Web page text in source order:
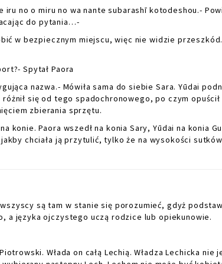
no o miru no wa nante subarashī kotodeshou.-
do pytania…-
w bezpiecznym miejscu, więc nie widzie
Spytał Paora
nazwa.- Mówiła sama do siebie Sara. Yūdai
się od tego spadochronowego, po czym opuścił
zbierania sprzętu.
Paora wszedł na konia Sary, Yūdai na konia
chciała ją przytulić, tylko że na wysokości
są tam w stanie się porozumieć, gdyż
a języka ojczystego uczą rodzice lub opiekunowie.
Włada on całą Lechią. Władza Lechicka nie